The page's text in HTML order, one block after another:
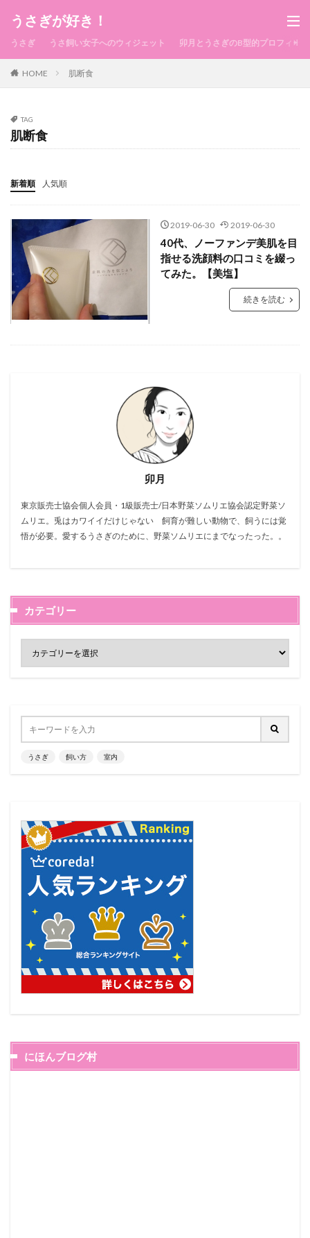
うさぎが好き！
うさぎ うさ飼い女子へのウィジェット 卯月とうさぎのB型的プロフィール
HOME 肌断食
TAG
肌断食
新着順 人気順
2019-06-30 2019-06-30
40代、ノーファンデ美肌を目
指せる洗顔料の口コミを綴っ
てみた。【美塩】
続きを読む
卯月
東京販売士協会個人会員・1級販売士/日本野菜ソムリエ協会認定野菜ソ
ムリエ。兎はカワイイだけじゃない 飼育が難しい動物で、飼うには覚
悟が必要。愛するうさぎのために、野菜ソムリエにまでなったった。。
カテゴリー
うさぎ 飼い方 室内
にほんブログ村